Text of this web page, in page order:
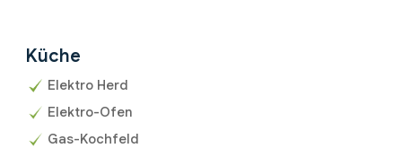
Küche
Elektro Herd
Elektro-Ofen
Gas-Kochfeld